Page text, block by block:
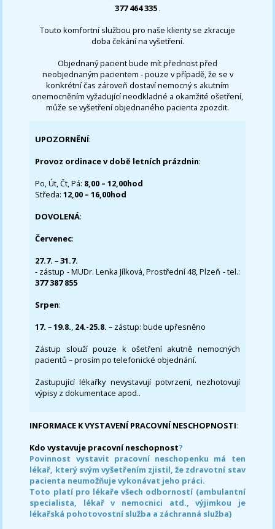
377 464 335 .
Touto komfortní službou pro naše klienty se zkracuje
doba čekání na vyšetření.
Objednaný pacient bude mít přednost před
neobjednaným pacientem - pouze v případě, že se v
konkrétní čas zároveň dostaví nemocný s akutním
onemocněním vyžadující neodkladné a okamžité ošetření,
může se vyšetření objednaného pacienta zpozdit.
UPOZORNĚNÍ:
Provoz ordinace v době letních prázdnin:
Po, Út, Čt, Pá: 8,00 – 12,00hod
Středa:12,00 – 16,00hod
DOVOLENÁ:
Červenec:
27.7.–31.7.
- zástup - MUDr. Lenka Jílková, Prostřední 48, Plzeň - tel.:
377 387 855
Srpen:
17. –19.8., 24.-25.8. – zástup: bude upřesněno
Zástup slouží pouze k ošetření akutně nemocných
pacientů – prosím po telefonické objednání.
Zastupující lékařky nevystavují potvrzení, nezhotovují
výpisy z dokumentace apod..
INFORMACE K VYSTAVENÍ PRACOVNÍ NESCHOPNOSTI:
Kdo vystavuje pracovní neschopnost?
Povinnost vystavit pracovní neschopenku má ten
lékař, který svým vyšetřením zjistil, že zdravotní stav
pacienta neumožňuje vykonávat jeho práci.
Toto platí pro lékaře všech odborností (ambulantní
specialista, lékař v nemocnici atd., výjimkou je
lékařská pohotovostní služba a záchranná služba)